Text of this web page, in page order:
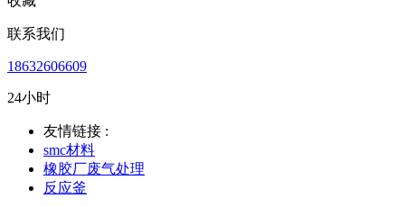
联系我们
18632606609
24小时
友情链接 :
smc材料
橡胶厂废气处理
反应釜